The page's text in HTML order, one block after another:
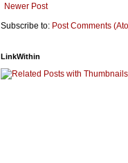
Newer Post
Subscribe to: Post Comments
LinkWithin